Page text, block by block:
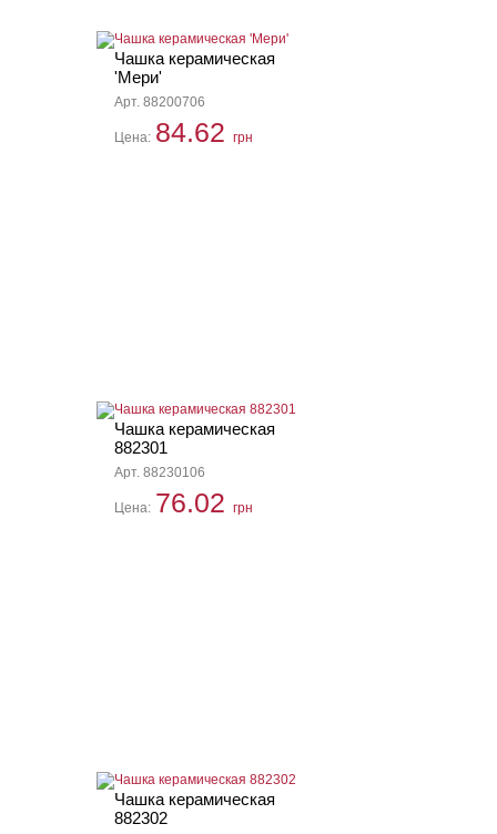
Чашка керамическая
'Мери'
Арт. 88200706
Цена: 84.62 грн
Чашка керамическая
882301
Арт. 88230106
Цена: 76.02 грн
Чашка керамическая
882302